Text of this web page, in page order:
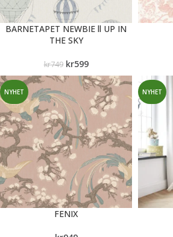
BARNETAPET NEWBIE ll UP IN
THE SKY
kr749 kr599
NYHET
FENIX
NYHET